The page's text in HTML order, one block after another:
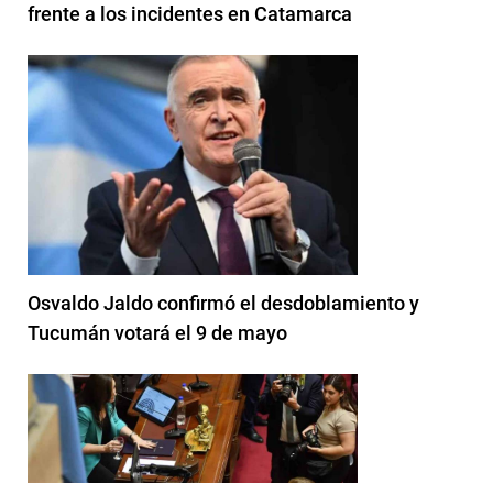
frente a los incidentes en Catamarca
Osvaldo Jaldo confirmó el desdoblamiento y
Tucumán votará el 9 de mayo